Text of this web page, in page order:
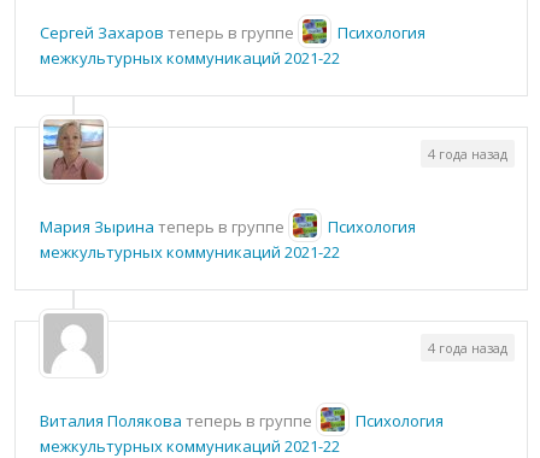
Сергей Захаров теперь в группе
Психология
межкультурных коммуникаций 2021-22
Мария Зырина теперь в группе
Психология
межкультурных коммуникаций 2021-22
4 года назад
Виталия Полякова теперь в группе
Психология
межкультурных коммуникаций 2021-22
4 года назад